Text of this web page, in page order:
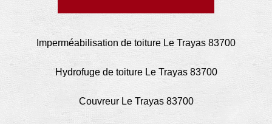
Imperméabilisation de toiture Le Trayas 83700
Hydrofuge de toiture Le Trayas 83700
Couvreur Le Trayas 83700